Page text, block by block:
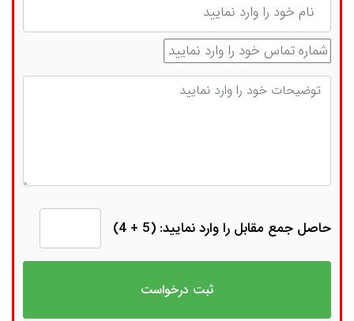
شماره تماس
توضیحات
حاصل جمع مقابل را وارد نمایید: (5 + 4)